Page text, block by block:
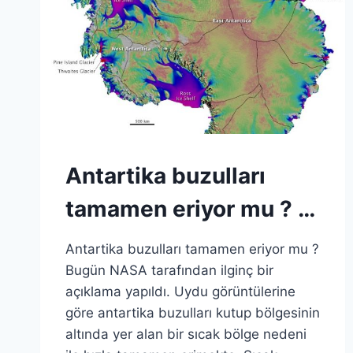
Antartika buzulları
tamamen eriyor mu ? …
Antartika buzulları tamamen eriyor mu ?
Bugün NASA tarafından ilginç bir
açıklama yapıldı. Uydu görüntülerine
göre antartika buzulları kutup bölgesinin
altında yer alan bir sıcak bölge nedeni